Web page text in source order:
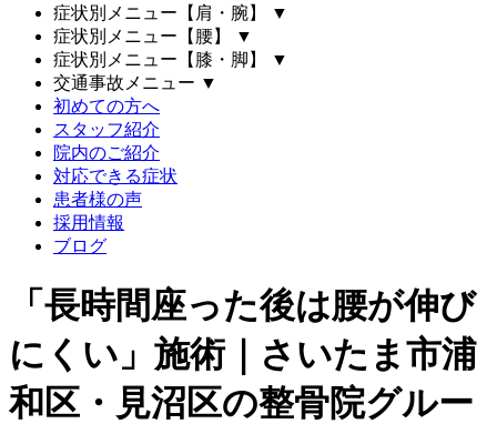
症状別メニュー【肩・腕】
▼
症状別メニュー【腰】
▼
症状別メニュー【膝・脚】
▼
交通事故メニュー ▼
初めての方へ
スタッフ紹介
院内のご紹介
対応できる症状
患者様の声
採用情報
ブログ
「長時間座った後は腰が伸び
にくい」施術｜さいたま市浦
和区・見沼区の整骨院グルー